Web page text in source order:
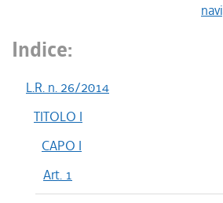
Indice:
L.R. n. 26/2014
TITOLO I
CAPO I
Art. 1